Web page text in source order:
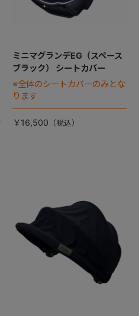
ミニマグランデEG（スペース
ブラック） シートカバー
※全体のシートカバーのみとな
ります
￥16,500